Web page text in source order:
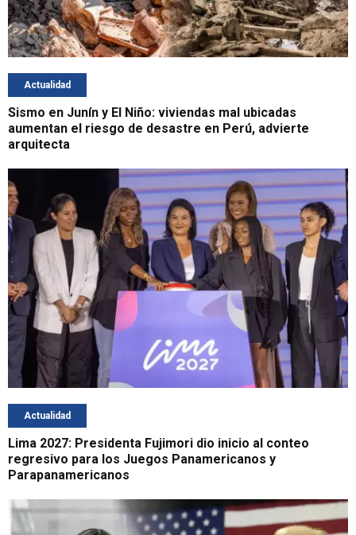
Actualidad
Sismo en Junín y El Niño: viviendas mal ubicadas
aumentan el riesgo de desastre en Perú, advierte
arquitecta
Actualidad
Lima 2027: Presidenta Fujimori dio inicio al conteo
regresivo para los Juegos Panamericanos y
Parapanamericanos